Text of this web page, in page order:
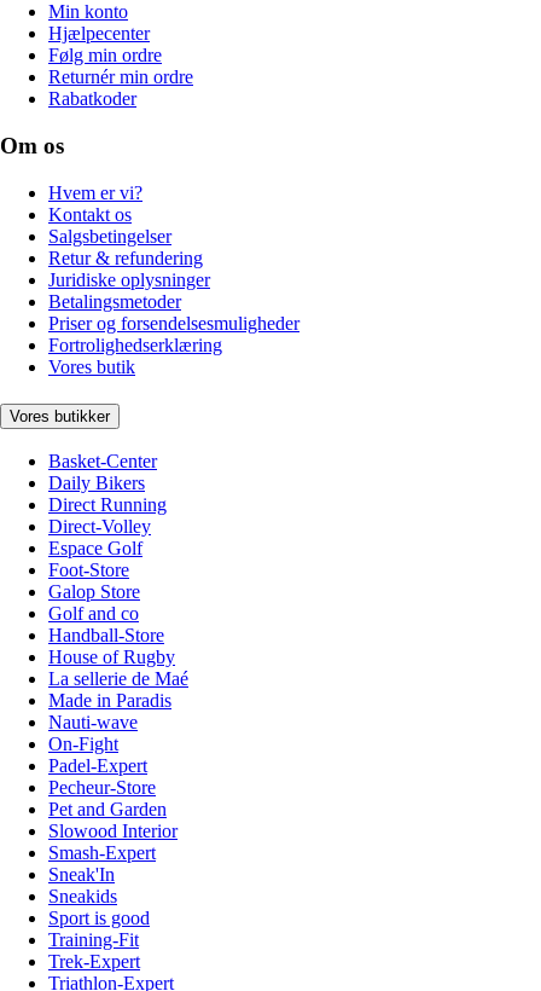
Min konto
Hjælpecenter
Følg min ordre
Returnér min ordre
Rabatkoder
Om os
Hvem er vi?
Kontakt os
Salgsbetingelser
Retur & refundering
Juridiske oplysninger
Betalingsmetoder
Priser og forsendelsesmuligheder
Fortrolighedserklæring
Vores butik
Vores butikker
Basket-Center
Daily Bikers
Direct Running
Direct-Volley
Espace Golf
Foot-Store
Galop Store
Golf and co
Handball-Store
House of Rugby
La sellerie de Maé
Made in Paradis
Nauti-wave
On-Fight
Padel-Expert
Pecheur-Store
Pet and Garden
Slowood Interior
Smash-Expert
Sneak'In
Sneakids
Sport is good
Training-Fit
Trek-Expert
Triathlon-Expert